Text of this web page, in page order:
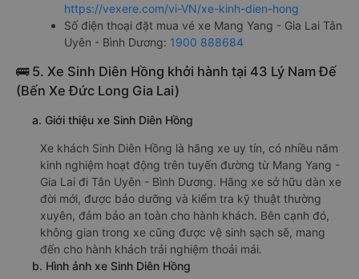
https://vexere.com/vi-VN/xe-kinh-dien-hong
Số điện thoại đặt mua vé xe Mang Yang - Gia Lai Tân
Uyên - Bình Dương: 1900 888684
🚌 5. Xe Sinh Diên Hồng khởi hành tại 43 Lý Nam Đế
(Bến Xe Đức Long Gia Lai)
a. Giới thiệu xe Sinh Diên Hồng
Xe khách Sinh Diên Hồng là hãng xe uy tín, có nhiều năm
kinh nghiệm hoạt động trên tuyến đường từ Mang Yang -
Gia Lai đi Tân Uyên - Bình Dương. Hãng xe sở hữu dàn xe
đời mới, được bảo dưỡng và kiểm tra kỹ thuật thường
xuyên, đảm bảo an toàn cho hành khách. Bên cạnh đó,
không gian trong xe cũng được vệ sinh sạch sẽ, mang
đến cho hành khách trải nghiệm thoải mái.
b. Hình ảnh xe Sinh Diên Hồng